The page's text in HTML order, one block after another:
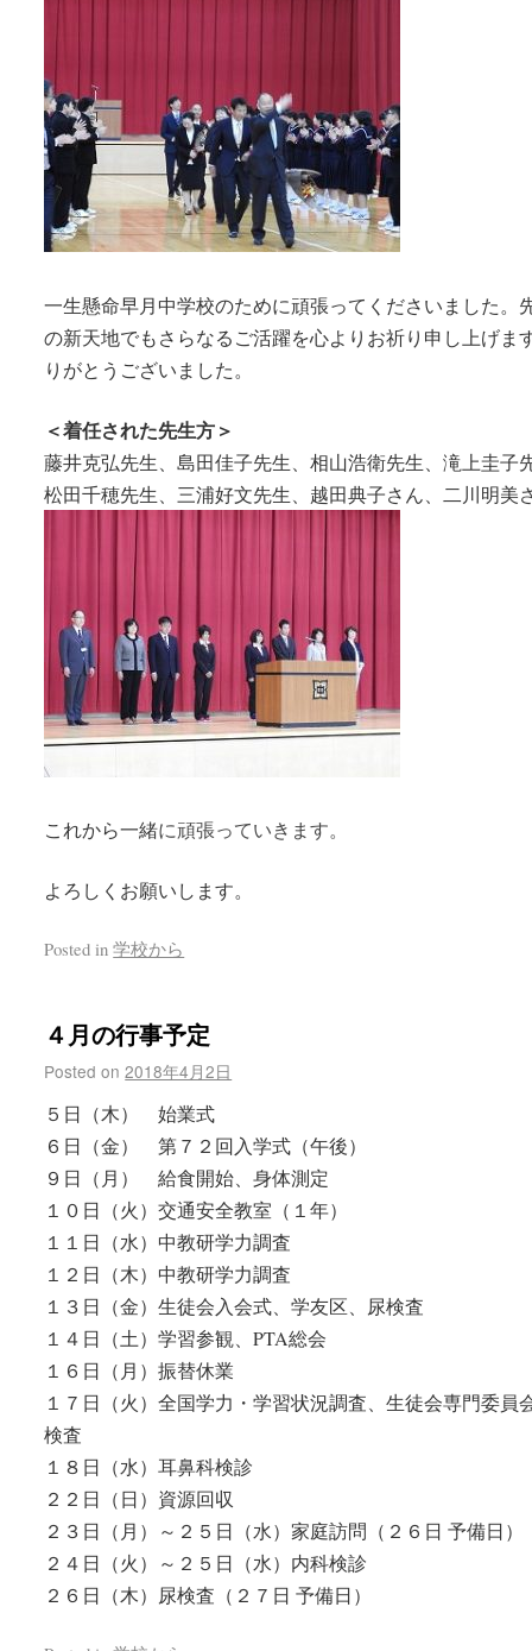
一生懸命早月中学校のために頑張ってくださいました。
の新天地でもさらなるご活躍を心よりお祈り申し上げま
りがとうございました。
＜着任された先生方＞
藤井克弘先生、島田佳子先生、相山浩衛先生、滝上圭子
松田千穂先生、三浦好文先生、越田典子さん、二川明美
これから一緒に頑張っていきます。
よろしくお願いします。
Posted in 学校から
４月の行事予定
Posted on 2018年4月2日
５日（木） 始業式
６日（金） 第７２回入学式（午後）
９日（月） 給食開始、身体測定
１０日（火）交通安全教室（１年）
１１日（水）中教研学力調査
１２日（木）中教研学力調査
１３日（金）生徒会入会式、学友区、尿検査
１４日（土）学習参観、PTA総会
１６日（月）振替休業
１７日（火）全国学力・学習状況調査、生徒会専門委員
検査
１８日（水）耳鼻科検診
２２日（日）資源回収
２３日（月）～２５日（水）家庭訪問（２６日 予備日）
２４日（火）～２５日（水）内科検診
２６日（木）尿検査（２７日 予備日）